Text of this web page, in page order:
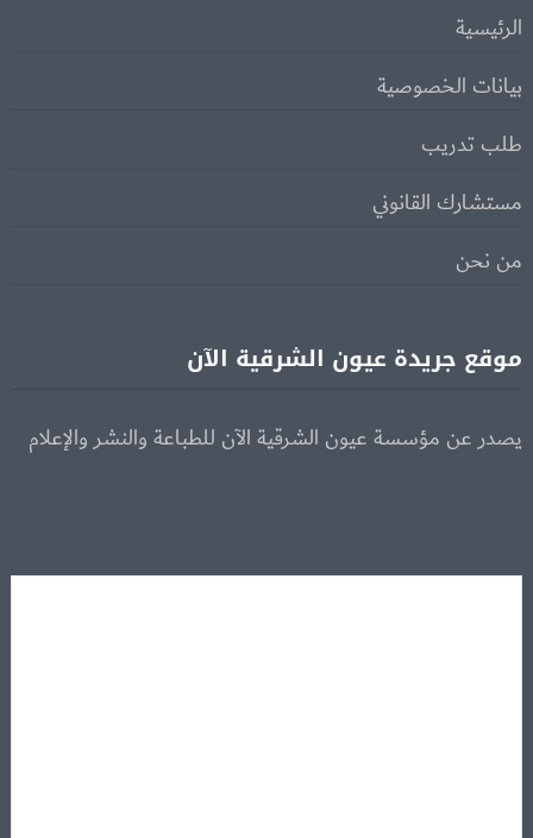
الرئيسية
بيانات الخصوصية
طلب تدريب
مستشارك القانوني
من نحن
موقع جريدة عيون الشرقية الآن
يصدر عن مؤسسة عيون الشرقية الآن للطباعة والنشر والإعلام